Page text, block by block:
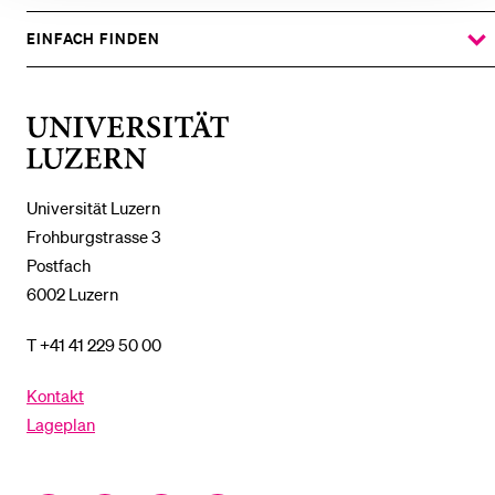
Universität Luzern
Frohburgstrasse 3
Postfach
6002 Luzern
T +41 41 229 50 00
Kontakt
Lageplan
DAS
UNTERMENÜ
EINFACH FINDEN
ZEIGE
DAS